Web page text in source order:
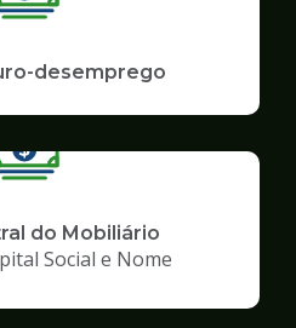
desemprego
do Mobiliário
Social e Nome